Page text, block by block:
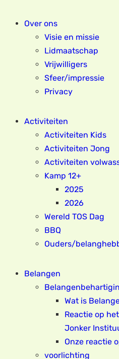
Over ons
Visie en missie
Lidmaatschap
Vrijwilligers
Sfeer/impressie
Privacy
Activiteiten
Activiteiten Kids
Activiteiten Jong
Activiteiten
Kamp 12+
2025
2026
Wereld TOS Dag
BBQ
Ouders/
Belangen
Wat is
Reactie op
Jonker
Onze reactie
voorlichting